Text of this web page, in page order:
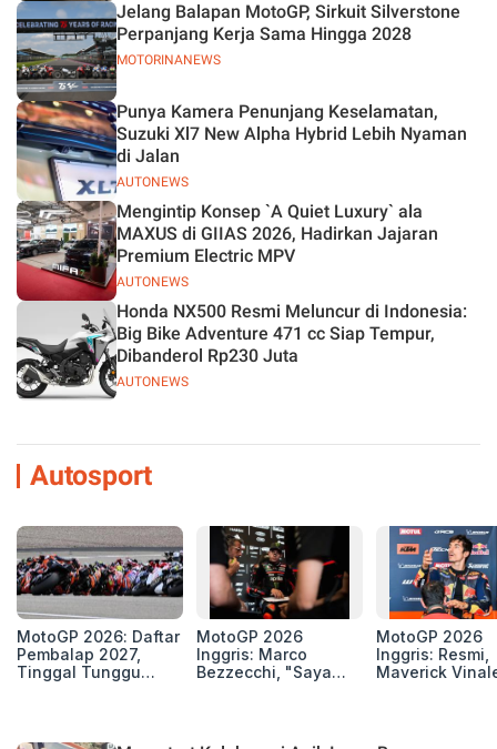
MOTORINANEWS
Jelang Balapan MotoGP, Sirkuit Silverstone
Perpanjang Kerja Sama Hingga 2028
AUTONEWS
Punya Kamera Penunjang Keselamatan,
Suzuki Xl7 New Alpha Hybrid Lebih Nyaman
di Jalan
AUTONEWS
Mengintip Konsep `A Quiet Luxury` ala
MAXUS di GIIAS 2026, Hadirkan Jajaran
Premium Electric MPV
AUTONEWS
Honda NX500 Resmi Meluncur di Indonesia:
Big Bike Adventure 471 cc Siap Tempur,
Dibanderol Rp230 Juta
Autosport
MotoGP 2026: Daftar
Pembalap 2027,
Tinggal Tunggu
MotoGP 2026
Inggris: Marco
Bezzecchi, "Saya
MotoGP 2026
Inggris: Resmi,
Maverick
Selanjutnya